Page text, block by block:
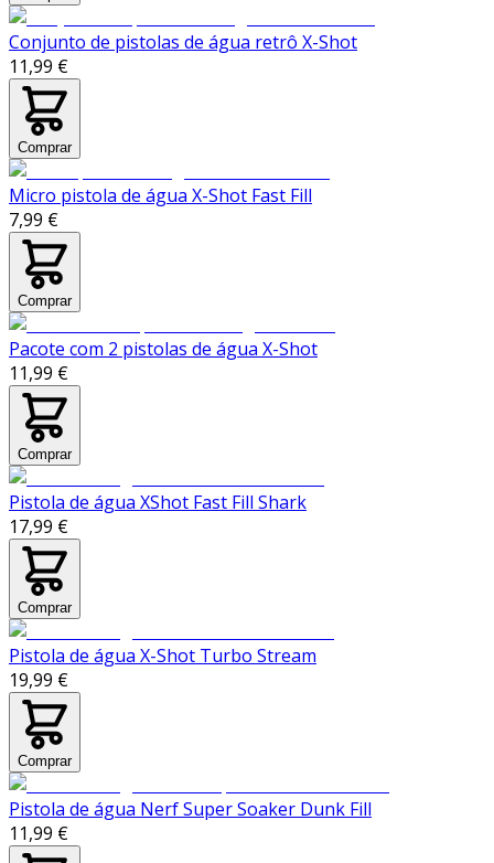
Conjunto de pistolas de água retrô X-Shot
11,99 €
Comprar
Micro pistola de água X-Shot Fast Fill
7,99 €
Comprar
Pacote com 2 pistolas de água X-Shot
11,99 €
Comprar
Pistola de água XShot Fast Fill Shark
17,99 €
Comprar
Pistola de água X-Shot Turbo Stream
19,99 €
Comprar
Pistola de água Nerf Super Soaker Dunk Fill
11,99 €